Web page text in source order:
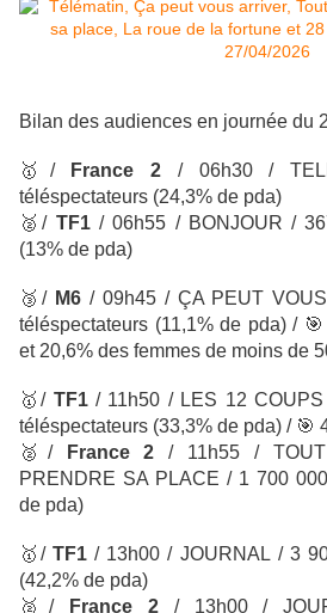
Bilan des audiences en journée du
🥇 / France 2 / 06h30 /
téléspectateurs (24,3% de pda)
🥈/ TF1 / 06h55 / BONJOUR /
(13% de pda)
🥉 / M6 / 09h45 / ÇA PEUT
téléspectateurs (11,1% de pda) / 🎯
et 20,6% des femmes de moins de
🥇/ TF1/ 11h50 / LES 12 COUPS
téléspectateurs (33,3% de pda) / 🎯
🥈 / France 2/ 11h55 /
PRENDRE SA PLACE / 1 700
de pda)
🥇/TF1 / 13h00 / JOURNAL / 3
(42,2% de pda)
🥈 / France 2 / 13h00 /